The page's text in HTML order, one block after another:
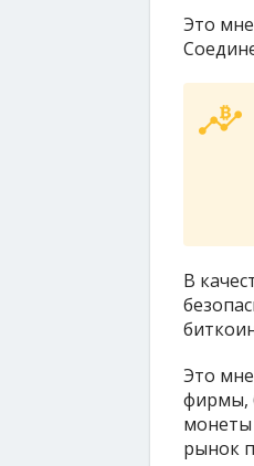
Это
В
Это
фирмы,
монеты
рынок